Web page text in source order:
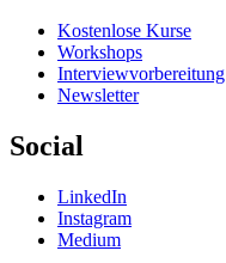
Kostenlose Kurse
Workshops
Interviewvorbereitung
Newsletter
Social
LinkedIn
Instagram
Medium